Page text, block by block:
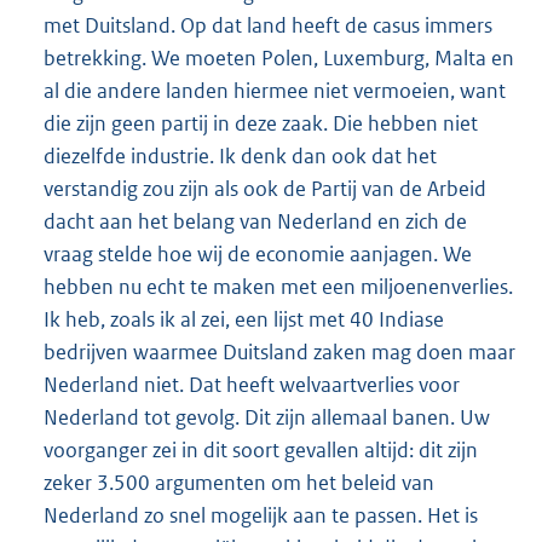
met Duitsland. Op dat land heeft de casus immers
betrekking. We moeten Polen, Luxemburg, Malta en
al die andere landen hiermee niet vermoeien, want
die zijn geen partij in deze zaak. Die hebben niet
diezelfde industrie. Ik denk dan ook dat het
verstandig zou zijn als ook de Partij van de Arbeid
dacht aan het belang van Nederland en zich de
vraag stelde hoe wij de economie aanjagen. We
hebben nu echt te maken met een miljoenenverlies.
Ik heb, zoals ik al zei, een lijst met 40 Indiase
bedrijven waarmee Duitsland zaken mag doen maar
Nederland niet. Dat heeft welvaartverlies voor
Nederland tot gevolg. Dit zijn allemaal banen. Uw
voorganger zei in dit soort gevallen altijd: dit zijn
zeker 3.500 argumenten om het beleid van
Nederland zo snel mogelijk aan te passen. Het is